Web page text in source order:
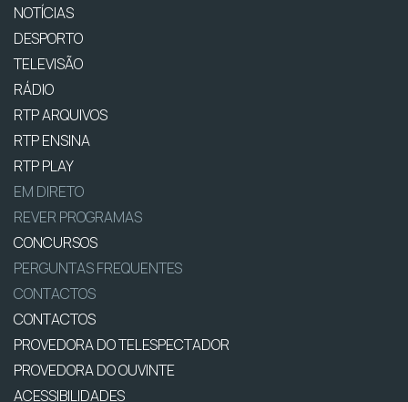
NOTÍCIAS
DESPORTO
TELEVISÃO
RÁDIO
RTP ARQUIVOS
RTP ENSINA
RTP PLAY
EM DIRETO
REVER PROGRAMAS
CONCURSOS
PERGUNTAS FREQUENTES
CONTACTOS
CONTACTOS
PROVEDORA DO TELESPECTADOR
PROVEDORA DO OUVINTE
ACESSIBILIDADES